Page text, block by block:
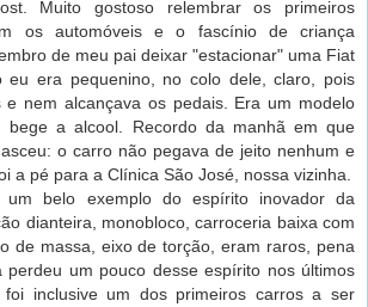
Muito gostoso relembrar os primeiros
os automóveis e o fascínio de criança
de meu pai deixar "estacionar" uma Fiat
eu era pequenino, no colo dele, claro, pois
e nem alcançava os pedais. Era um modelo
bege a alcool. Recordo da manhã em que
o carro não pegava de jeito nenhum e
a pé para a Clínica São José, nossa vizinha.
um belo exemplo do espírito inovador da
dianteira, monobloco, carroceria baixa com
de massa, eixo de torção, eram raros, pena
perdeu um pouco desse espírito nos últimos
foi inclusive um dos primeiros carros a ser